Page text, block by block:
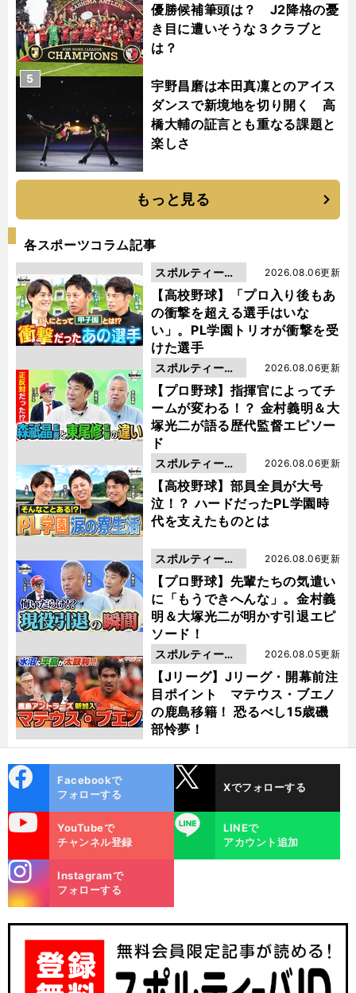
優勝候補筆頭は？ J2降格の憂
き目に遭いそうな３クラブと
は？
宇野昌磨は本田真凜とのアイス
ダンスで新境地を切り開く 高
橋大輔の証言とも重なる課題と
楽しさ
5
もっと見る
各スポーツコラム記事
【高校野球】「プロ入り後もあ
の衝撃を超える選手はいな
い」。PL学園トリオが衝撃を受
けた選手
2026.08.06更新
スポルティーバ
動画
【プロ野球】指揮官によってチ
ームが変わる！？ 金村義明＆大
塚光二が語る歴代監督エピソー
ド
2026.08.06更新
スポルティーバ
動画
【高校野球】部員全員が大号
泣！？ ハードだったPL学園時
代を支えたものとは
2026.08.06更新
スポルティーバ
動画
【プロ野球】先輩たちの気遣い
に「もうできへんな」。金村義
明＆大塚光二が明かす引退エピ
ソード！
2026.08.06更新
スポルティーバ
動画
【Jリーグ】Jリーグ・開幕前注
目ポイント マテウス・ブエノ
の鹿島移籍！ 恐るべし15歳磯
部怜夢！
2026.08.05更新
スポルティーバ
動画
ok
Facebookで
フォローする
Xでフォローする
YouTubeで
チャンネル登録
LINE
LINEで
アカウント追加
m
Instagramで
フォローする